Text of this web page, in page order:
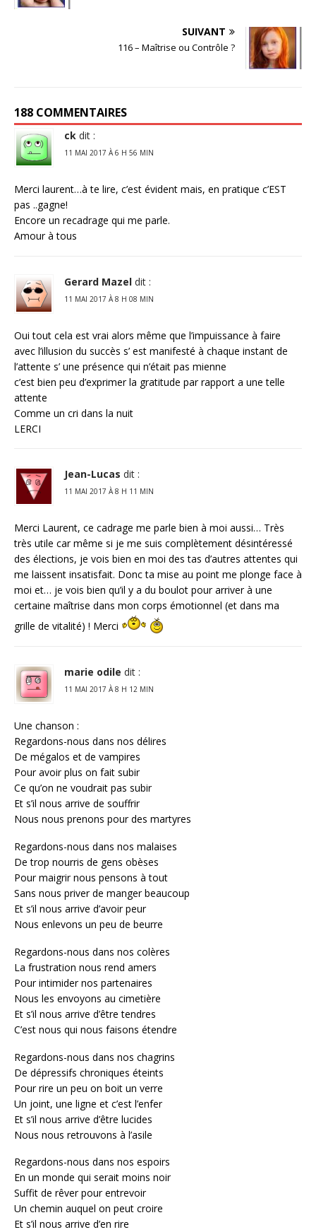
SUIVANT
116 – Maîtrise ou Contrôle ?
188 COMMENTAIRES
ck dit :
11 MAI 2017 À 6 H 56 MIN
Merci laurent…à te lire, c’est évident mais, en pratique c’EST
pas ..gagne!
Encore un recadrage qui me parle.
Amour à tous
Gerard Mazel dit :
11 MAI 2017 À 8 H 08 MIN
Oui tout cela est vrai alors même que l’impuissance à faire
avec l’illusion du succès s’ est manifesté à chaque instant de
l’attente s’ une présence qui n’était pas mienne
c’est bien peu d’exprimer la gratitude par rapport a une telle
attente
Comme un cri dans la nuit
LERCI
Jean-Lucas dit :
11 MAI 2017 À 8 H 11 MIN
Merci Laurent, ce cadrage me parle bien à moi aussi… Très
très utile car même si je me suis complètement désintéressé
des élections, je vois bien en moi des tas d’autres attentes qui
me laissent insatisfait. Donc ta mise au point me plonge face à
moi et… je vois bien qu’il y a du boulot pour arriver à une
certaine maîtrise dans mon corps émotionnel (et dans ma
grille de vitalité) ! Merci
marie odile dit :
11 MAI 2017 À 8 H 12 MIN
Une chanson :
Regardons-nous dans nos délires
De mégalos et de vampires
Pour avoir plus on fait subir
Ce qu’on ne voudrait pas subir
Et s’il nous arrive de souffrir
Nous nous prenons pour des martyres
Regardons-nous dans nos malaises
De trop nourris de gens obèses
Pour maigrir nous pensons à tout
Sans nous priver de manger beaucoup
Et s’il nous arrive d’avoir peur
Nous enlevons un peu de beurre
Regardons-nous dans nos colères
La frustration nous rend amers
Pour intimider nos partenaires
Nous les envoyons au cimetière
Et s’il nous arrive d’être tendres
C’est nous qui nous faisons étendre
Regardons-nous dans nos chagrins
De dépressifs chroniques éteints
Pour rire un peu on boit un verre
Un joint, une ligne et c’est l’enfer
Et s’il nous arrive d’être lucides
Nous nous retrouvons à l’asile
Regardons-nous dans nos espoirs
En un monde qui serait moins noir
Suffit de rêver pour entrevoir
Un chemin auquel on peut croire
Et s’il nous arrive d’en rire